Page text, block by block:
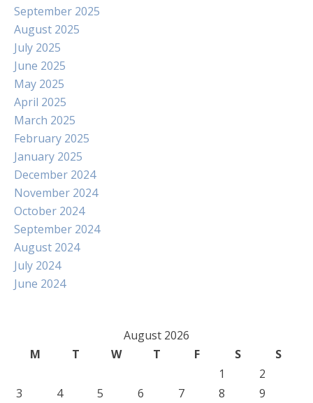
September 2025
August 2025
July 2025
June 2025
May 2025
April 2025
March 2025
February 2025
January 2025
December 2024
November 2024
October 2024
September 2024
August 2024
July 2024
June 2024
August 2026
M
T W T F S
S
1
2
3
4 5 6 7 8 9